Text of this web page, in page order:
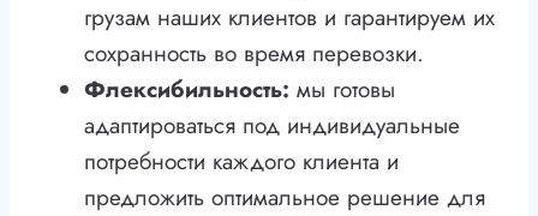
грузам наших клиентов и гарантируем их
сохранность во время перевозки.
Флексибильность: мы готовы
адаптироваться под индивидуальные
потребности каждого клиента и
предложить оптимальное решение для